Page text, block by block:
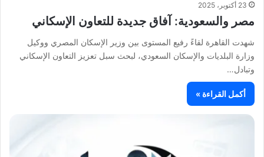
23 أكتوبر، 2025
مصر والسعودية: آفاق جديدة للتعاون الإسكاني
شهدت القاهرة لقاءً رفيع المستوى بين وزير الإسكان المصري ووكيل
وزارة البلديات والإسكان السعودي، لبحث سبل تعزيز التعاون الإسكاني
وتبادل…
أكمل القراءة »